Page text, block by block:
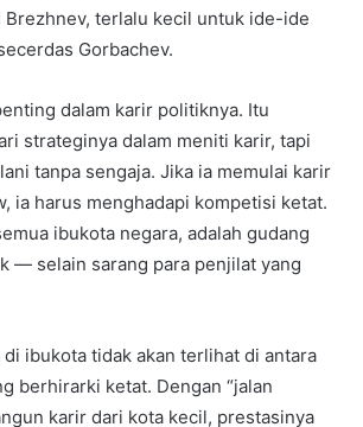
Brezhnev, terlalu kecil untuk ide-ide
Gorbachev.
dalam karir politiknya. Itu
strateginya dalam meniti karir, tapi
tanpa sengaja. Jika ia memulai karir
ia harus menghadapi kompetisi ketat.
ibukota negara, adalah gudang
— selain sarang para penjilat yang
ibukota tidak akan terlihat di antara
berhirarki ketat. Dengan “jalan
karir dari kota kecil, prestasinya